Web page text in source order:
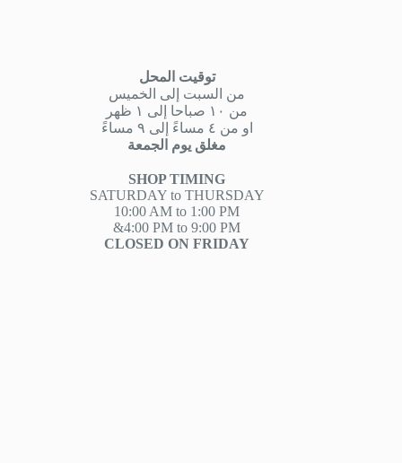
توقيت المحل
من السبت إلى الخميس
من ١٠ صباحا إلى ١ ظهر
او من ٤ مساءً إلى ٩ مساءً
مغلق يوم الجمعة
SHOP TIMING
SATURDAY to THURSDAY
10:00 AM to 1:00 PM
&4:00 PM to 9:00 PM
CLOSED ON FRIDAY